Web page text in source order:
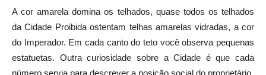
A cor amarela domina os telhados, quase todos os telhados
da Cidade Proibida ostentam telhas amarelas vidradas, a cor
do Imperador. Em cada canto do teto você observa pequenas
estatuetas. Outra curiosidade sobre a Cidade é que cada
número servia para descrever a posição social do proprietário.